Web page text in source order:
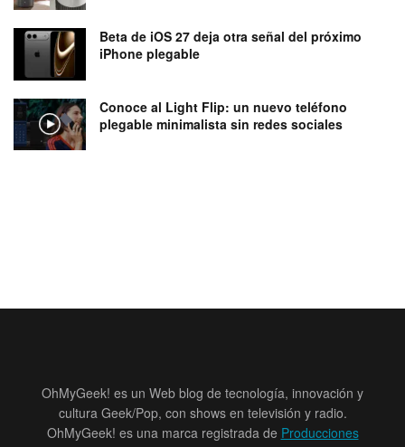
Beta de iOS 27 deja otra señal del próximo
iPhone plegable
Conoce al Light Flip: un nuevo teléfono
plegable minimalista sin redes sociales
OhMyGeek! es un Web blog de tecnología, innovación y
cultura Geek/Pop, con shows en televisión y radio.
OhMyGeek! es una marca registrada de Producciones